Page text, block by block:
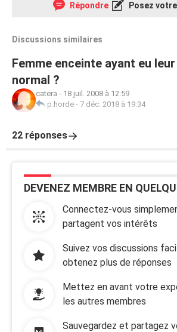
Répondre Posez
Discussions similaires
Femme enceinte ayant eu
normal ?
catera - 18 juil. 2008 à 12:59
p.horde - 7 déc. 2018 à 19:34
22 réponses
DEVENEZ MEMBRE EN
Connectez-vous
partagent vos intérêts
Suivez vos discussions
obtenez plus de réponses
Mettez en avant votre
les autres membres
Sauvegardez et partagez